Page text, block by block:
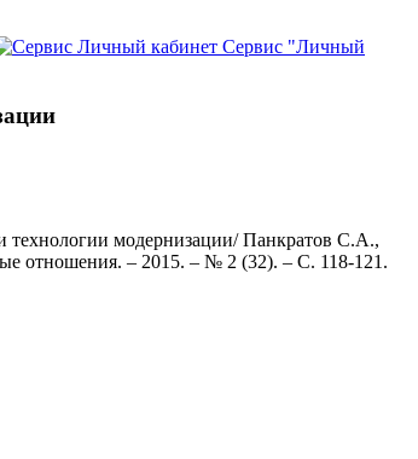
Сервис "Личный
технологии модернизации/ Панкратов С.А.,
отношения. – 2015. – № 2 (32). – С. 118-121.